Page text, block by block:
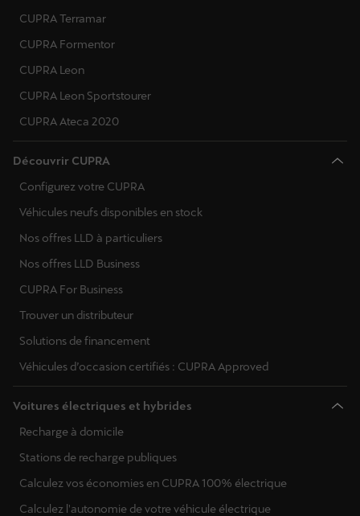
CUPRA Terramar
CUPRA Formentor
CUPRA Leon
CUPRA Leon Sportstourer
CUPRA Ateca 2020
Découvrir CUPRA
Configurez votre CUPRA
Véhicules neufs disponibles en stock
Nos offres LLD à particuliers
Nos offres LLD Business
CUPRA For Business
Trouver un distributeur
Solutions de financement
Véhicules d’occasion certifiés : CUPRA Approved
Voitures électriques et hybrides
Recharge à domicile
Stations de recharge publiques
Calculez vos économies en CUPRA 100% électrique
Calculez l'autonomie de votre véhicule électrique